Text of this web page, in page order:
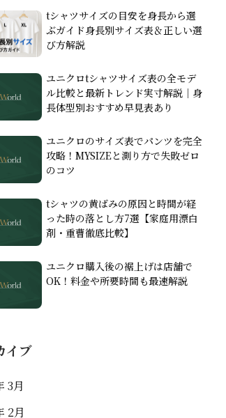
tシャツサイズの目安を身長から選
ぶガイド身長別サイズ表＆正しい選
び方解説
ユニクロtシャツサイズ表の全モデ
ル比較と最新トレンド実寸解説｜身
長体型別おすすめ早見表あり
ユニクロのサイズ表でパンツを完全
攻略！MYSIZEと測り方で失敗ゼロ
のコツ
tシャツの黄ばみの原因と時間が経
った時の落とし方7選【家庭用漂白
剤・重曹徹底比較】
ユニクロ購入後の裾上げは店舗で
OK！料金や所要時間も最速解説
イブ
3月
2月